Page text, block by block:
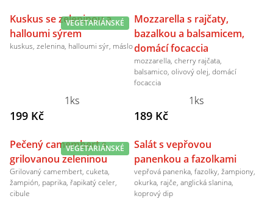
VEGETARIÁNSKÉ
Kuskus se zeleninou a
halloumi sýrem
kuskus, zelenina, halloumi sýr, máslo
1ks
199 Kč
Mozzarella s rajčaty,
bazalkou a balsamicem,
domácí focaccia
mozzarella, cherry rajčata,
balsamico, olivový olej, domácí
focaccia
1ks
189 Kč
VEGETARIÁNSKÉ
Pečený camembert s
grilovanou zeleninou
Grilovaný camembert, cuketa,
žampión, paprika, řapikatý celer,
cibule
Salát s vepřovou
panenkou a fazolkami
vepřová panenka, fazolky, žampiony,
okurka, rajče, anglická slanina,
koprový dip